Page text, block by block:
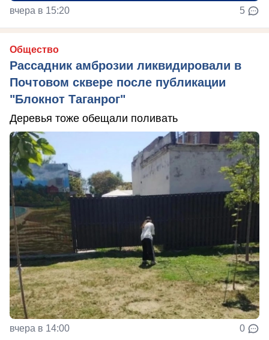
вчера в 15:20 5
Общество
Рассадник амброзии ликвидировали в
Почтовом сквере после публикации
"Блокнот Таганрог"
Деревья тоже обещали поливать
вчера в 14:00 0